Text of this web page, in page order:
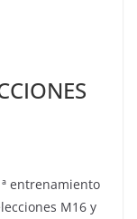
entrenamiento
M16 y